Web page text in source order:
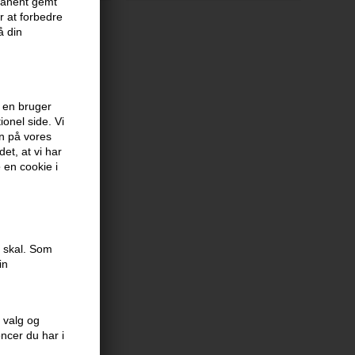
at forbedre
din
bruger
side. Vi
på vores
at vi har
en cookie i
Som
og
du har i